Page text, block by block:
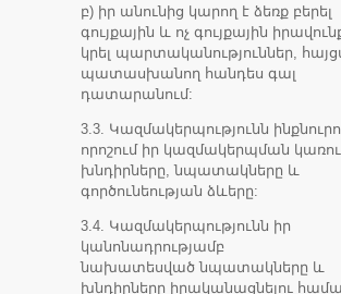
բ) իր անունից կարող է ձեռք բերել
գույքային և ոչ գույքային
կրել պարտականություններ,
պատասխանող հանդես գալ
դատարանում:
3.3. Կազմակերպությունն
որոշում իր կազմակերպման
խնդիրները, նպատակները և
գործունեության ձևերը:
3.4. Կազմակերպությունն իր
կանոնադրությամբ
նախատեսված նպատակները և
խնդիրները իրականացնելու